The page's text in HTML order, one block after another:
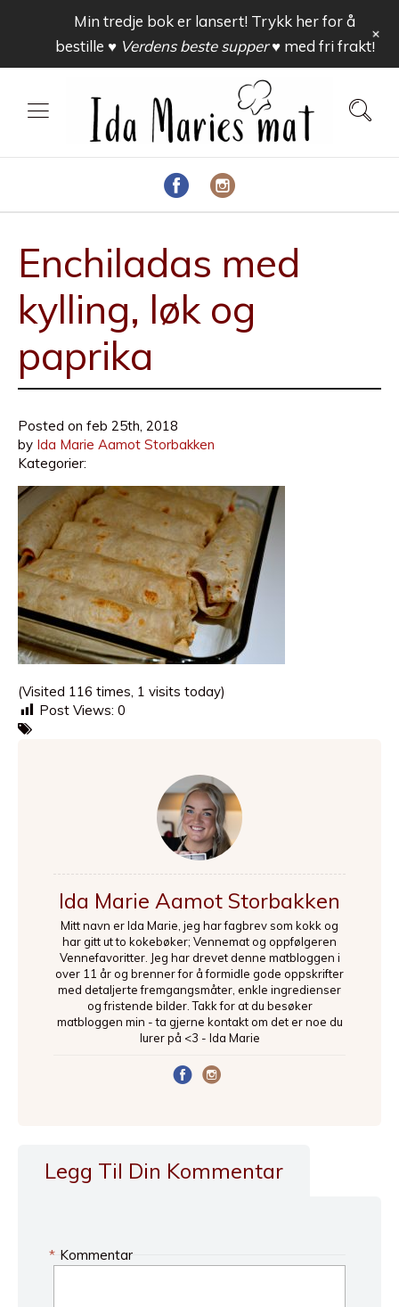
Enchiladas med
kylling, løk og
paprika
Posted on feb 25th, 2018
by Ida Marie Aamot Storbakken
Kategorier:
(Visited 116 times, 1 visits today)
Post Views: 0
Ida Marie Aamot Storbakken
Mitt navn er Ida Marie, jeg har fagbrev som kokk og
har gitt ut to kokebøker; Vennemat og oppfølgeren
Vennefavoritter. Jeg har drevet denne matbloggen i
over 11 år og brenner for å formidle gode oppskrifter
med detaljerte fremgangsmåter, enkle ingredienser
og fristende bilder. Takk for at du besøker
matbloggen min - ta gjerne kontakt om det er noe du
lurer på <3 - Ida Marie
Legg Til Din Kommentar
Kommentar
*
Min tredje bok er lansert! Trykk her for å
bestille ♥ Verdens beste supper ♥med fri frakt!
+